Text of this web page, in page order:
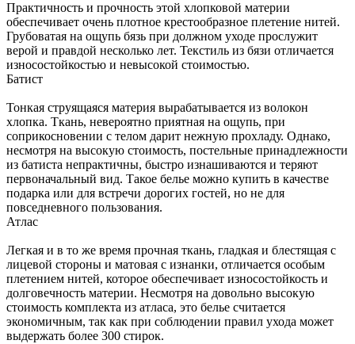
Практичность и прочность этой хлопковой материи
обеспечивает очень плотное крестообразное плетение нитей.
Грубоватая на ощупь бязь при должном уходе прослужит
верой и правдой несколько лет. Текстиль из бязи отличается
износостойкостью и невысокой стоимостью.
Батист
Тонкая струящаяся материя вырабатывается из волокон
хлопка. Ткань, невероятно приятная на ощупь, при
соприкосновении с телом дарит нежную прохладу. Однако,
несмотря на высокую стоимость, постельные принадлежности
из батиста непрактичны, быстро изнашиваются и теряют
первоначальный вид. Такое белье можно купить в качестве
подарка или для встречи дорогих гостей, но не для
повседневного пользования.
Атлас
Легкая и в то же время прочная ткань, гладкая и блестящая с
лицевой стороны и матовая с изнанки, отличается особым
плетением нитей, которое обеспечивает износостойкость и
долговечность материи. Несмотря на довольно высокую
стоимость комплекта из атласа, это белье считается
экономичным, так как при соблюдении правил ухода может
выдержать более 300 стирок.